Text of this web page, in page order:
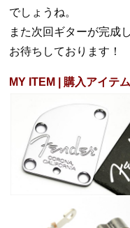
でしょうね。
また次回ギターが完成
お待ちしております！
MY ITEM | 購入アイテム